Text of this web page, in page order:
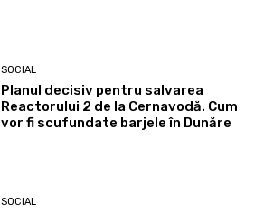
SOCIAL
Planul decisiv pentru salvarea
Reactorului 2 de la Cernavodă. Cum
vor fi scufundate barjele în Dunăre
SOCIAL